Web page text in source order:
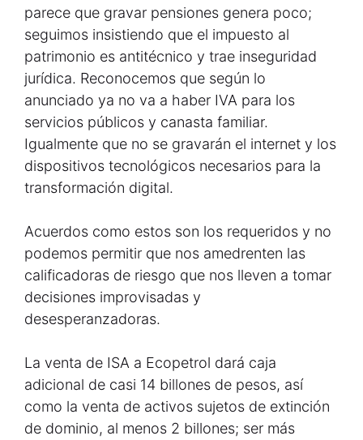
parece que gravar pensiones genera poco;
seguimos insistiendo que el impuesto al
patrimonio es antitécnico y trae inseguridad
jurídica. Reconocemos que según lo
anunciado ya no va a haber IVA para los
servicios públicos y canasta familiar.
Igualmente que no se gravarán el internet y los
dispositivos tecnológicos necesarios para la
transformación digital.
Acuerdos como estos son los requeridos y no
podemos permitir que nos amedrenten las
calificadoras de riesgo que nos lleven a tomar
decisiones improvisadas y
desesperanzadoras.
La venta de ISA a Ecopetrol dará caja
adicional de casi 14 billones de pesos, así
como la venta de activos sujetos de extinción
de dominio, al menos 2 billones; ser más